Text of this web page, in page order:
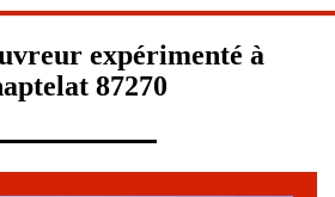
expérimenté à
87270